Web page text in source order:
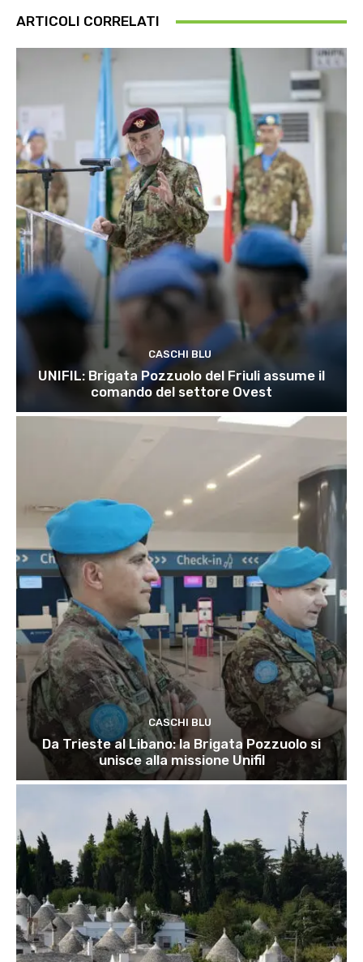
ARTICOLI CORRELATI
CASCHI BLU
UNIFIL: Brigata Pozzuolo del Friuli assume il
comando del settore Ovest
CASCHI BLU
Da Trieste al Libano: la Brigata Pozzuolo si
unisce alla missione Unifil